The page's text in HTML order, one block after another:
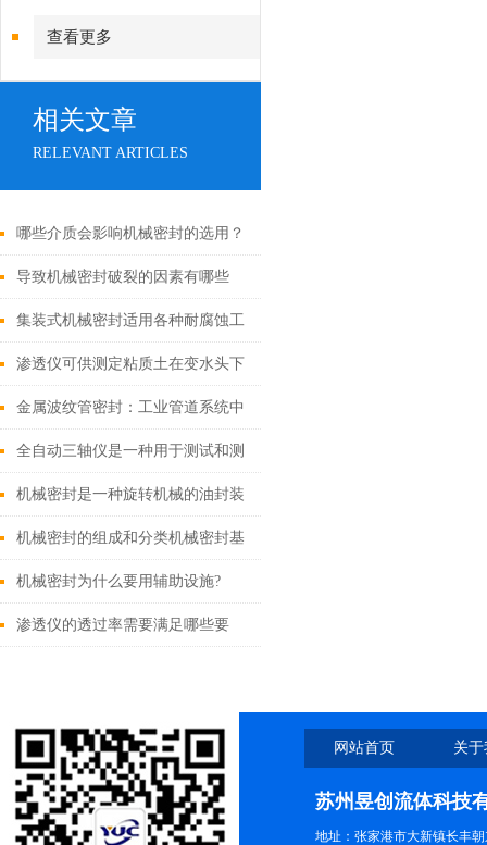
查看更多
相关文章
RELEVANT ARTICLES
哪些介质会影响机械密封的选用？
导致机械密封破裂的因素有哪些
集装式机械密封适用各种耐腐蚀工
况的原因
渗透仪可供测定粘质土在变水头下
渗透的试验
金属波纹管密封：工业管道系统中
的可靠防护技术
全自动三轴仪是一种用于测试和测
量物体旋转、角度和加速度的仪器
机械密封是一种旋转机械的油封装
置
机械密封的组成和分类机械密封基
本元件及作用
机械密封为什么要用辅助设施?
渗透仪的透过率需要满足哪些要
网站首页 关
苏州昱创流体科技
地址：张家港市大新镇长丰